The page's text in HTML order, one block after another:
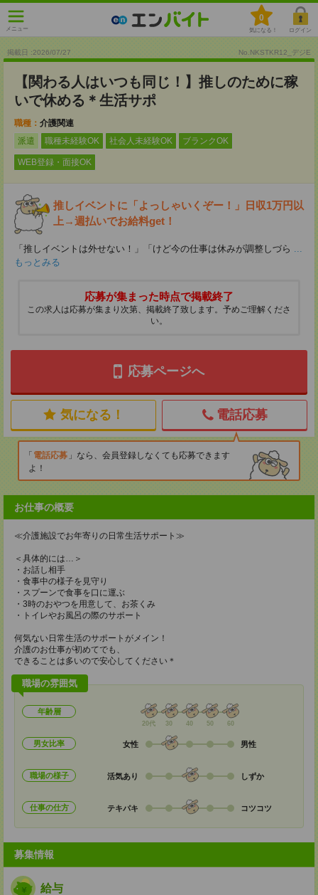
メニュー
0
気になる！ ログイン
掲載日 :2026/07/27 No.NKSTKR12_デジE
【関わる人はいつも同じ！】推しのために稼
いで休める＊生活サポ
職種： 介護関連
派遣
職種未経験OK 社会人未経験OK ブランクOK
WEB登録・面接OK
推しイベントに「よっしゃいくぞー！」日収1万円以
上→週払いでお給料get！
「推しイベントは外せない！」「けど今の仕事は休みが調整しづら ...
もっとみる
応募が集まった時点で掲載終了
この求人は応募が集まり次第、掲載終了致します。予めご理解くださ
い。
応募ページへ
気になる！ 電話応募
電話応募
なら、会員登録しなくても応募できます
よ！
お仕事の概要
≪介護施設でお年寄りの日常生活サポート≫
＜具体的には…＞
・お話し相手
・食事中の様子を見守り
・スプーンで食事を口に運ぶ
・3時のおやつを用意して、お茶くみ
・トイレやお風呂の際のサポート
何気ない日常生活のサポートがメイン！
介護のお仕事が初めてでも、
できることは多いので安心してください＊
職場の雰囲気
年齢層
20代 30 40 50 60
男女比率 女性 男性
職場の様子 活気あり しずか
仕事の仕方 テキパキ コツコツ
募集情報
給与